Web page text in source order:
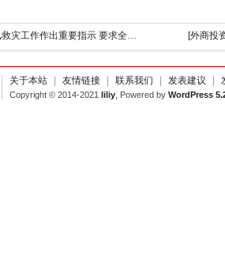
[学习路上]习近平对防汛救灾工作作出重要指示 要求全力搜救失联被困人员 尽最大限度减少人员伤亡 紧盯防汛重点部位 落实落细各项防汛措施 全力保障人民群众生命财产安全和社会大局稳定 李强作出批示 [外商投
关于本站 友情链接 联系我们 发表建议
Copyright © 2014-2021 liliy , Powered by WordPress